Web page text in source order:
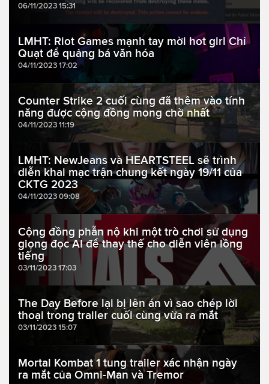
06/11/2023 15:31
LMHT: Riot Games mạnh tay mời hot girl Chỉ
Quạt để quảng bá văn hóa
04/11/2023 17:02
Counter Strike 2 cuối cùng đã thêm vào tính
năng được cộng đồng mong chờ nhất
04/11/2023 11:19
LMHT: NewJeans và HEARTSTEEL sẽ trình
diễn khai mạc trận chung kết ngày 19/11 của
CKTG 2023
04/11/2023 09:08
Cộng đồng phẫn nộ khi một trò chơi sử dụng
giọng đọc AI để thay thế cho diễn viên lồng
tiếng
03/11/2023 17:03
The Day Before lại bị lên án vì sao chép lời
thoại trong trailer cuối cùng vừa ra mắt
03/11/2023 15:07
Mortal Kombat 1 tung trailer xác nhận ngày
ra mắt của Omni-Man và Tremor